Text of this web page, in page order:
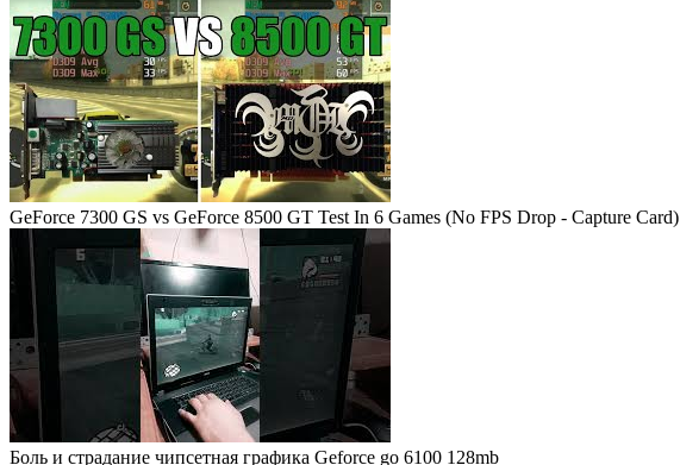
GeForce 7300 GS vs GeForce 8500 GT Test In 6 Games (No FPS Drop - Capture Card)
Боль и страдание чипсетная графика Geforce go 6100 128mb